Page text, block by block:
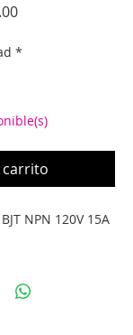
Precio
*
carrito
NPN 120V 15A